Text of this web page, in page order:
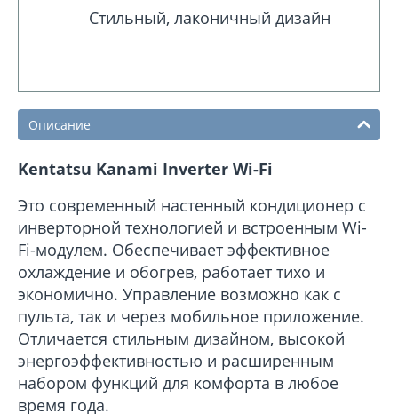
Стильный, лаконичный дизайн
Описание
Kentatsu Kanami Inverter Wi-Fi
Это современный настенный кондиционер с
инверторной технологией и встроенным Wi-
Fi-модулем. Обеспечивает эффективное
охлаждение и обогрев, работает тихо и
экономично. Управление возможно как с
пульта, так и через мобильное приложение.
Отличается стильным дизайном, высокой
энергоэффективностью и расширенным
набором функций для комфорта в любое
время года.